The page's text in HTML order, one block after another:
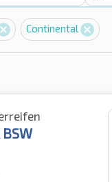
Continental